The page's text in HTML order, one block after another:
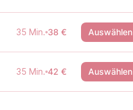
35 Min. 38 € Auswählen
35 Min. 42 € Auswählen